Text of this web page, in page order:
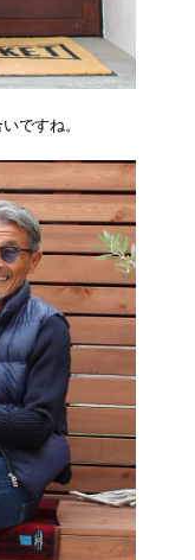
ですね。